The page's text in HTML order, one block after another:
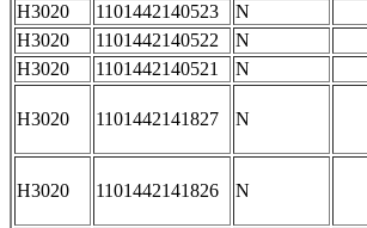
H3020
1101442140523
N
H3020
1101442140522
N
H3020
1101442140521 N
H3020 1101442141827 N
H3020 1101442141826 N